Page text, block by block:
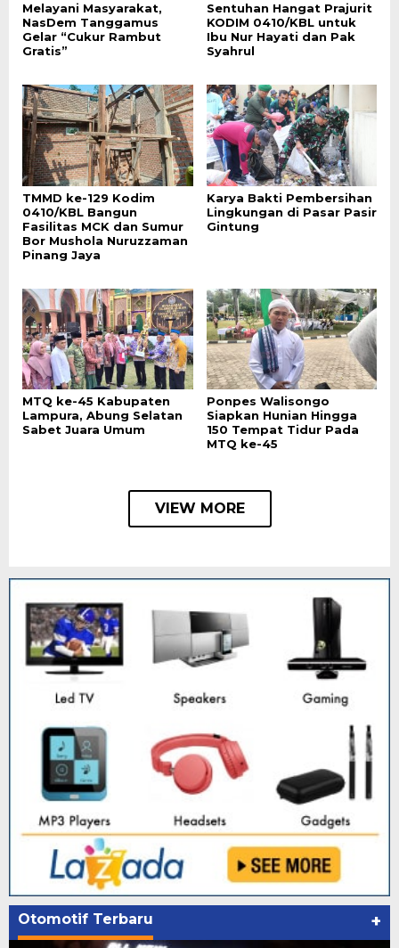
Melayani Masyarakat,
NasDem Tanggamus
Gelar “Cukur Rambut
Gratis”
Sentuhan Hangat Prajurit
KODIM 0410/KBL untuk
Ibu Nur Hayati dan Pak
Syahrul
TMMD ke-129 Kodim
0410/KBL Bangun
Fasilitas MCK dan Sumur
Bor Mushola Nuruzzaman
Pinang Jaya
Karya Bakti Pembersihan
Lingkungan di Pasar Pasir
Gintung
MTQ ke-45 Kabupaten
Lampura, Abung Selatan
Sabet Juara Umum
Ponpes Walisongo
Siapkan Hunian Hingga
150 Tempat Tidur Pada
MTQ ke-45
VIEW MORE
Otomotif Terbaru +